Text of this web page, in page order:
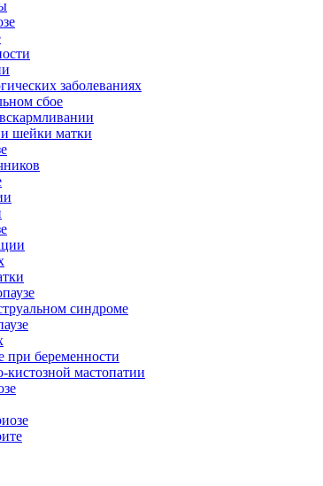
заболеваниях
сбое
шейки матки
синдроме
при беременности
мастопатии